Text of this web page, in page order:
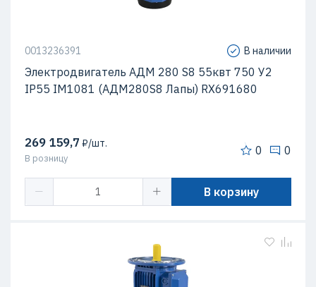
0013236391 В наличии
Электродвигатель АДМ 280 S8 55квт 750 У2
IP55 IM1081 (АДМ280S8 Лапы) RX691680
269 159,7 ₽/шт.
В розницу
0 0
В корзину